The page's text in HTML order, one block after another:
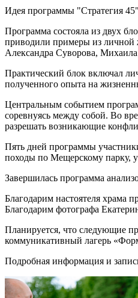
Идея программы "Стратегия 45"
Программа состояла из двух
приводили примеры из личной
Александра Суворова,
Практический блок включал
полученного опыта на
Центральным событием
соревнуясь между собой. Во
разрешать возникающие
Пять дней программы
походы по Мещерскому парку,
Завершилась программа
Благодарим настоятеля храма
Благодарим фотографа
Планируется, что следующие
коммуникативный лагерь
Подробная информация и